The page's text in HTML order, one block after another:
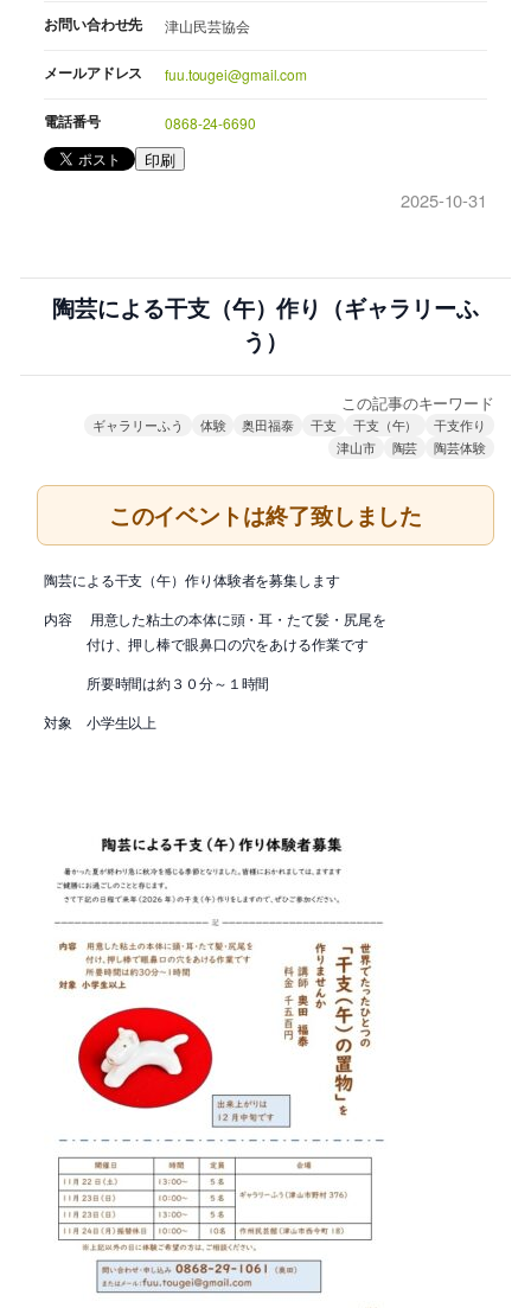
お問い合わせ先 津山民芸協会
メールアドレス fuu.tougei@gmail.com
電話番号 0868-24-6690
印刷
2025-10-31
陶芸による干支（午）作り（ギャラリーふ
う）
この記事のキーワード
ギャラリーふう 体験 奥田福泰 干支 干支（午）
干支作り
津山市
陶芸 陶芸体験
このイベントは終了致しました
陶芸による干支（午）作り体験者を募集します
内容 用意した粘土の本体に頭・耳・たて髪・尻尾を
付け、押し棒で眼鼻口の穴をあける作業です
所要時間は約３０分～１時間
対象 小学生以上